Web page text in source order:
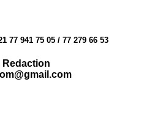
77 941 75 05 / 77 279 66 53